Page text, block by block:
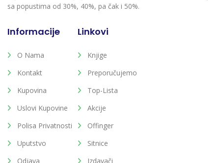
sa popustima od 30%, 40%, pa čak i 50%.
Informacije
O Nama
Kontakt
Kupovina
Uslovi Kupovine
Polisa Privatnosti
Uputstvo
Odjava
Linkovi
Knjige
Preporučujemo
Top-Lista
Akcije
Offinger
Sitnice
Izdavači